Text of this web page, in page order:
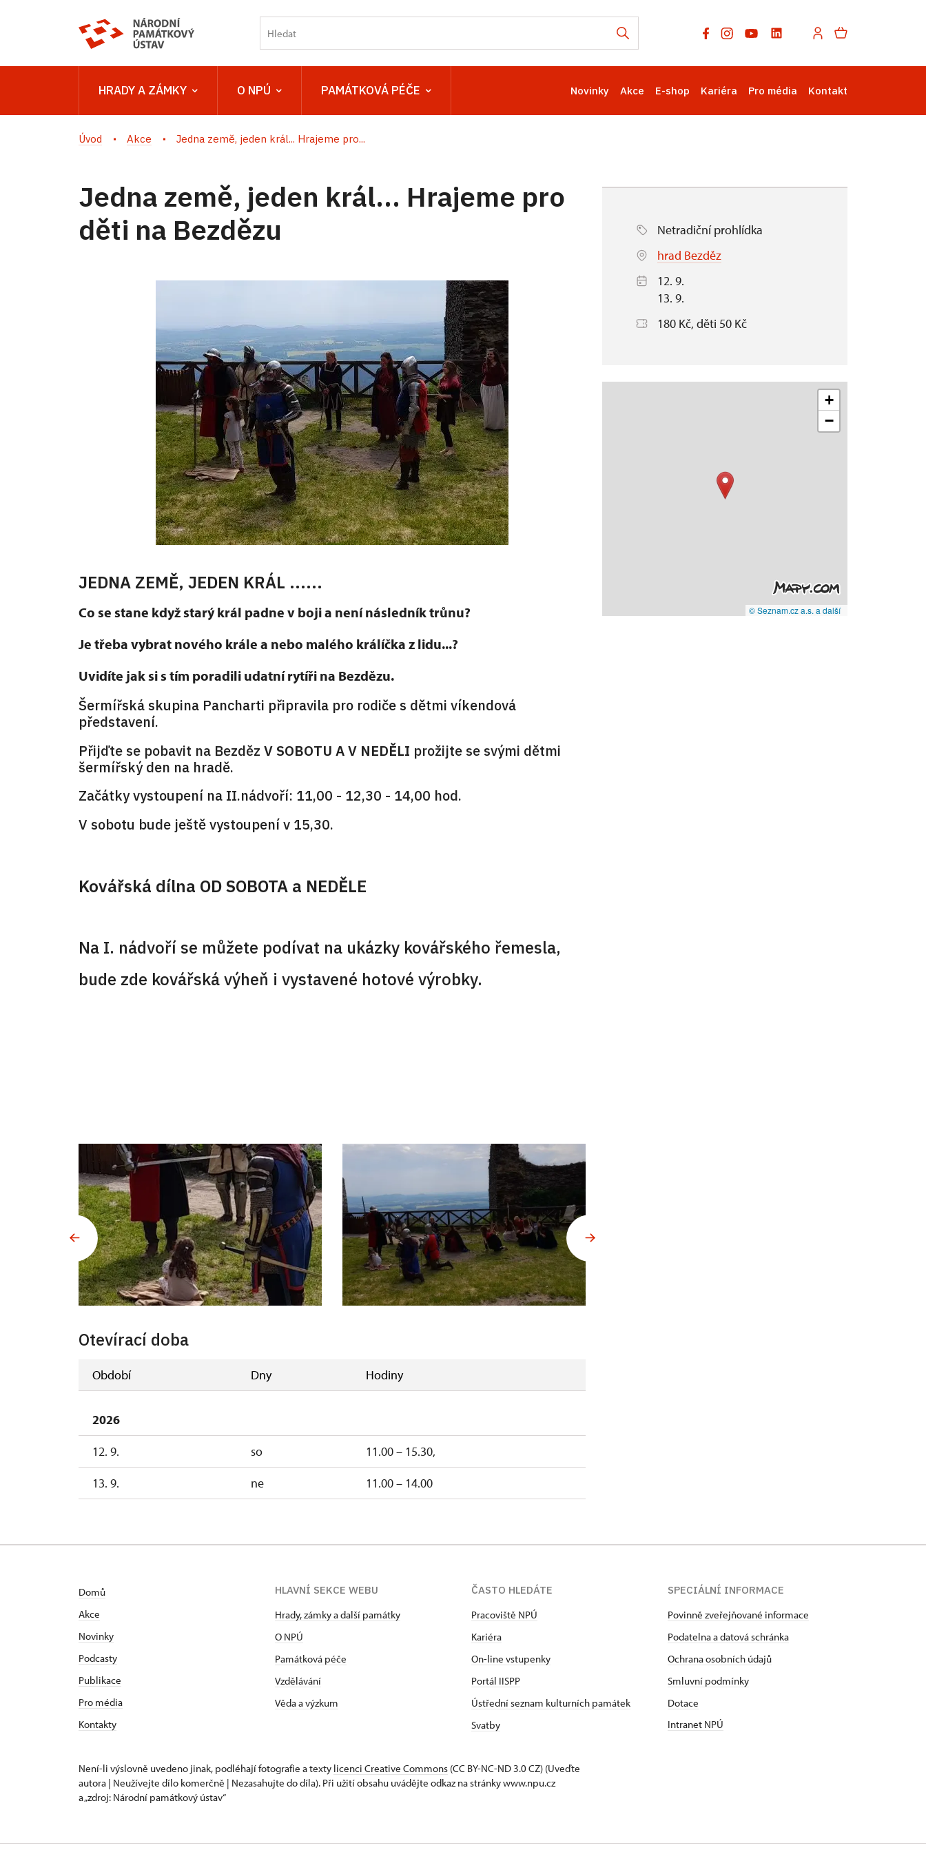
HRADY A ZÁMKY O NPÚ PAMÁTKOVÁ PÉČE Novinky Akce E-shop Kariéra Pro média Kontakt
Úvod Akce Jedna země, jeden král... Hrajeme pro...
Jedna země, jeden král... Hrajeme pro
děti na Bezdězu
JEDNA ZEMĚ, JEDEN KRÁL ......
Co se stane když starý král padne v boji a není následník trůnu?
Je třeba vybrat nového krále a nebo malého králíčka z lidu...?
Uvidíte jak si s tím poradili udatní rytíři na Bezdězu.
Šermířská skupina Pancharti připravila pro rodiče s dětmi víkendová
představení.
Přijďte se pobavit na Bezděz V SOBOTU A V NEDĚLI prožijte se svými dětmi
šermířský den na hradě.
Začátky vystoupení na II.nádvoří: 11,00 - 12,30 - 14,00 hod.
V sobotu bude ještě vystoupení v 15,30.
Kovářská dílna OD SOBOTA a NEDĚLE
Na I. nádvoří se můžete podívat na ukázky kovářského řemesla,
bude zde kovářská výheň i vystavené hotové výrobky.
Otevírací doba
Období Dny Hodiny
2026
12. 9.
so
11.00 – 15.30,
13. 9.
ne 11.00 – 14.00
Netradiční prohlídka
hrad Bezděz
12. 9.
13. 9.
180 Kč, děti 50 Kč
+
−
© Seznam.cz a.s. a další
Domů
Akce
Novinky
Podcasty
Publikace
Pro média
Kontakty
HLAVNÍ SEKCE WEBU
Hrady, zámky a další památky
O NPÚ
Památková péče
Vzdělávání
Věda a výzkum
ČASTO HLEDÁTE
Pracoviště NPÚ
Kariéra
On-line vstupenky
Portál IISPP
Ústřední seznam kulturních památek
Svatby
SPECIÁLNÍ INFORMACE
Povinně zveřejňované informace
Podatelna a datová schránka
Ochrana osobních údajů
Smluvní podmínky
Dotace
Intranet NPÚ
Není-li výslovně uvedeno jinak, podléhají fotografie a texty licenci Creative Commons (CC BY-NC-ND 3.0 CZ) (Uveďte
autora | Neužívejte dílo komerčně | Nezasahujte do díla). Při užití obsahu uvádějte odkaz na stránky www.npu.cz
a „zdroj: Národní památkový ústav“